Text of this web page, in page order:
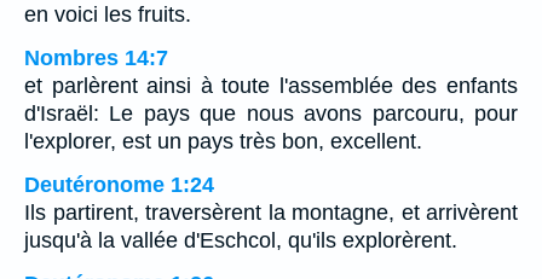
en voici les fruits.
Nombres 14:7
et parlèrent ainsi à toute l'assemblée des enfants
d'Israël: Le pays que nous avons parcouru, pour
l'explorer, est un pays très bon, excellent.
Deutéronome 1:24
Ils partirent, traversèrent la montagne, et arrivèrent
jusqu'à la vallée d'Eschcol, qu'ils explorèrent.